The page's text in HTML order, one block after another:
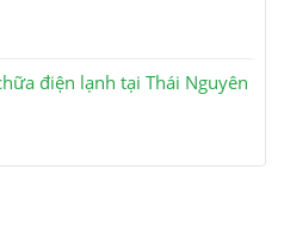
điện lạnh tại Thái Nguyên